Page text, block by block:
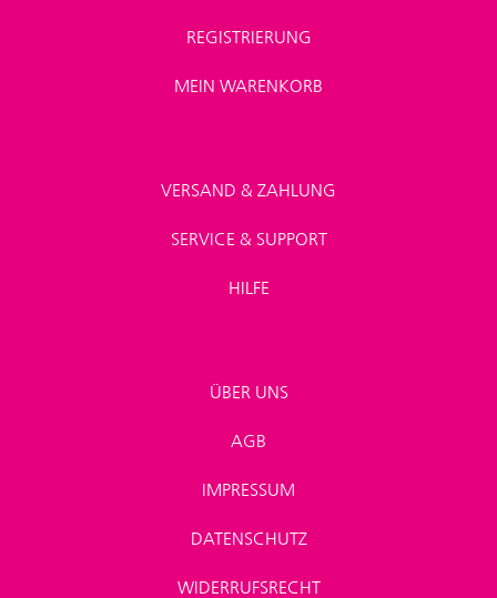
REGISTRIERUNG
MEIN WARENKORB
VERSAND & ZAHLUNG
SERVICE & SUPPORT
HILFE
ÜBER UNS
AGB
IMPRESSUM
DATENSCHUTZ
WIDERRUFSRECHT